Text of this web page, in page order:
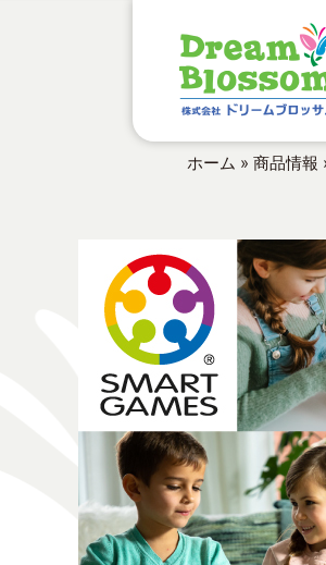
ホーム » 商品情報